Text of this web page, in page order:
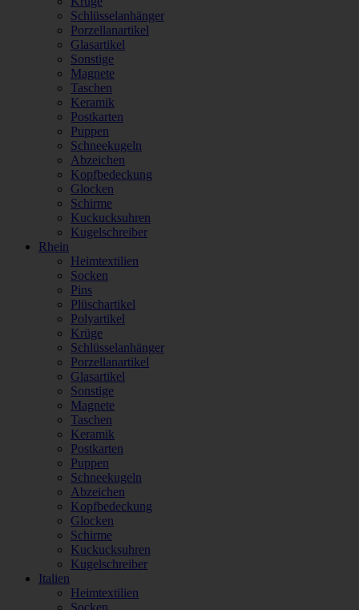
Schlüsselanhänger
Porzellanartikel
Glasartikel
Sonstige
Magnete
Taschen
Keramik
Postkarten
Puppen
Schneekugeln
Abzeichen
Kopfbedeckung
Glocken
Schirme
Kuckucksuhren
Kugelschreiber
Rhein
Heimtextilien
Socken
Pins
Plüschartikel
Polyartikel
Krüge
Schlüsselanhänger
Porzellanartikel
Glasartikel
Sonstige
Magnete
Taschen
Keramik
Postkarten
Puppen
Schneekugeln
Abzeichen
Kopfbedeckung
Glocken
Schirme
Kuckucksuhren
Kugelschreiber
Italien
Heimtextilien
Socken